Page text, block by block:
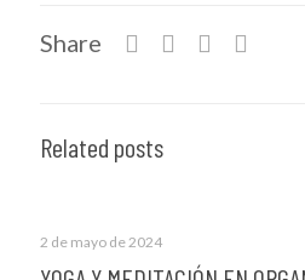
Share
Related posts
2 de mayo de 2024